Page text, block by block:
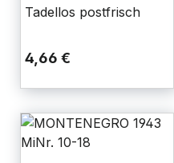
Tadellos postfrisch
4,66 €